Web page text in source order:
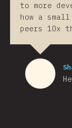
to more
how a
peers 10x